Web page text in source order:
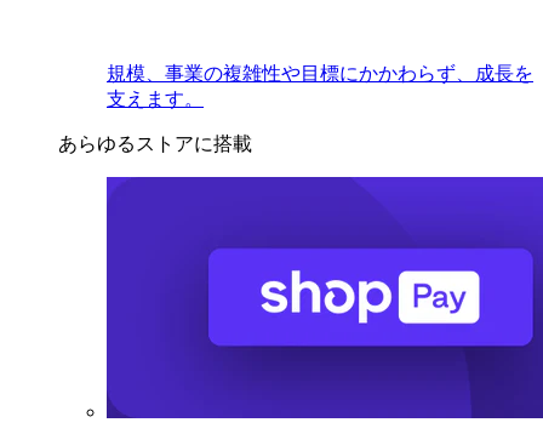
規模、事業の複雑性や目標にかかわらず、成長を
支えます。
あらゆるストアに搭載